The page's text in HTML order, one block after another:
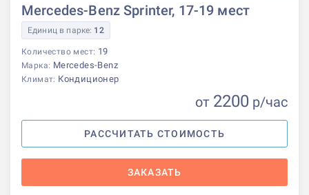
Mercedes-Benz Sprinter, 17-19 мест
Единиц в парке: 12
Количество мест: 19
Марка: Mercedes-Benz
Климат: Кондиционер
от 2200 р/час
РАССЧИТАТЬ СТОИМОСТЬ
ЗАКАЗАТЬ